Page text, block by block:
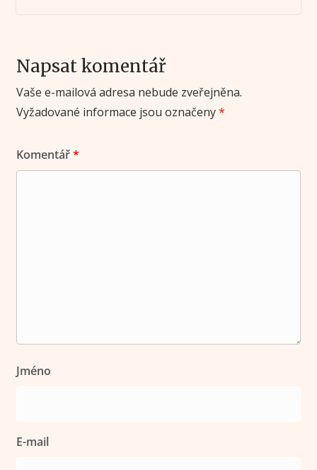
Napsat komentář
Vaše e-mailová adresa nebude zveřejněna.
Vyžadované informace jsou označeny*
Komentář*
Jméno
E-mail